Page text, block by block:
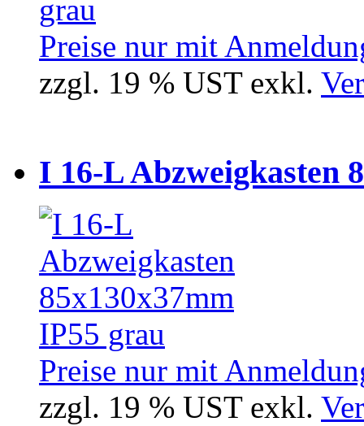
Preise nur mit
zzgl. 19 % UST exkl.
I 16-L Abzweigkasten
Preise nur mit
zzgl. 19 % UST exkl.